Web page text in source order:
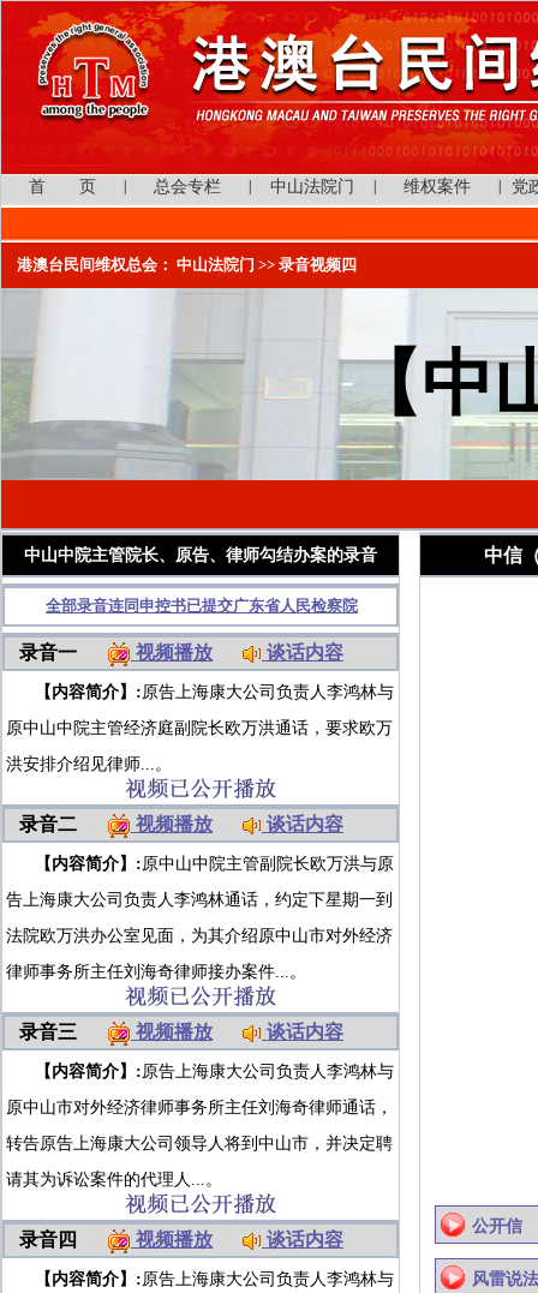
首 页 总会专栏 中山法院门 维权案件 党
港澳台民间维权总会： 中山法院门 >> 录音视频四
【中
中山中院主管院长、原告、律师勾结办案的录音
全部录音连同申控书已提交广东省人民检察院
录音一 视频播放 谈话内容
【内容简介】:原告上海康大公司负责人李鸿林与
原中山中院主管经济庭副院长欧万洪通话，要求欧万
洪安排介绍见律师...。
录音二 视频播放 谈话内容
【内容简介】:原中山中院主管副院长欧万洪与原
告上海康大公司负责人李鸿林通话，约定下星期一到
法院欧万洪办公室见面，为其介绍原中山市对外经济
律师事务所主任刘海奇律师接办案件...。
录音三 视频播放 谈话内容
【内容简介】:原告上海康大公司负责人李鸿林与
原中山市对外经济律师事务所主任刘海奇律师通话，
转告原告上海康大公司领导人将到中山市，并决定聘
请其为诉讼案件的代理人...。
录音四 视频播放 谈话内容
【内容简介】:原告上海康大公司负责人李鸿林与
中信
公开信
风雷说